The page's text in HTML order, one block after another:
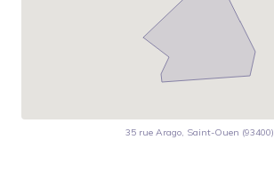
35 rue Arago, Saint-Ouen (93400)